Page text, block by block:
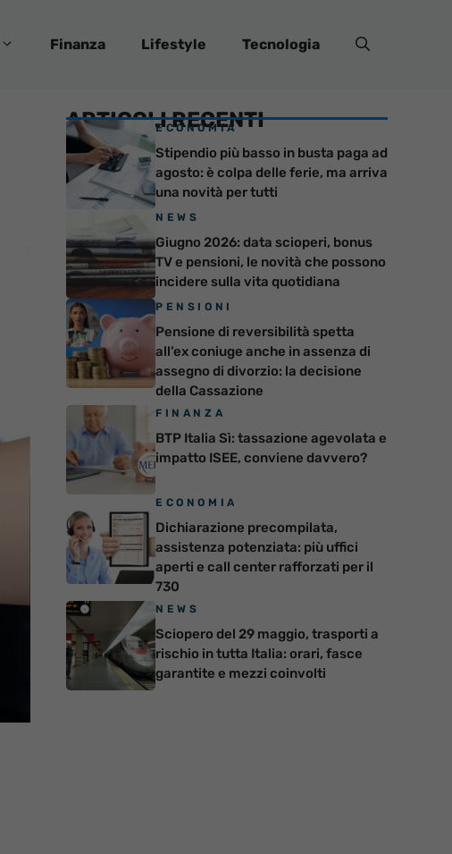
Finanza Lifestyle Tecnologia
ARTICOLI RECENTI
ECONOMIA
Stipendio più basso in busta paga ad
agosto: è colpa delle ferie, ma arriva
una novità per tutti
NEWS
Giugno 2026: data scioperi, bonus
TV e pensioni, le novità che possono
incidere sulla vita quotidiana
PENSIONI
Pensione di reversibilità spetta
all’ex coniuge anche in assenza di
assegno di divorzio: la decisione
della Cassazione
FINANZA
BTP Italia Sì: tassazione agevolata e
impatto ISEE, conviene davvero?
ECONOMIA
Dichiarazione precompilata,
assistenza potenziata: più uffici
aperti e call center rafforzati per il
730
NEWS
Sciopero del 29 maggio, trasporti a
rischio in tutta Italia: orari, fasce
garantite e mezzi coinvolti